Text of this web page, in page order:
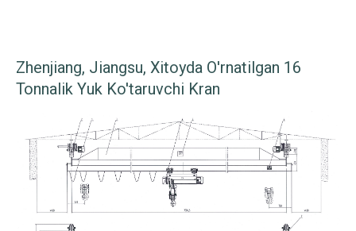
Zhenjiang, Jiangsu, Xitoyda O'rnatilgan 16
Tonnalik Yuk Ko'taruvchi Kran